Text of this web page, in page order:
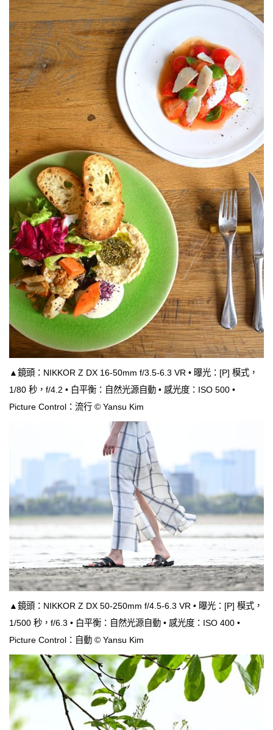
▲鏡頭：NIKKOR Z DX 16-50mm f/3.5-6.3 VR • 曝光：[P] 模式，
1/80 秒，f/4.2 • 白平衡：自然光源自動 • 感光度：ISO 500 •
Picture Control：流行 © Yansu Kim
▲鏡頭：NIKKOR Z DX 50-250mm f/4.5-6.3 VR • 曝光：[P] 模式，
1/500 秒，f/6.3 • 白平衡：自然光源自動 • 感光度：ISO 400 •
Picture Control：自動 © Yansu Kim